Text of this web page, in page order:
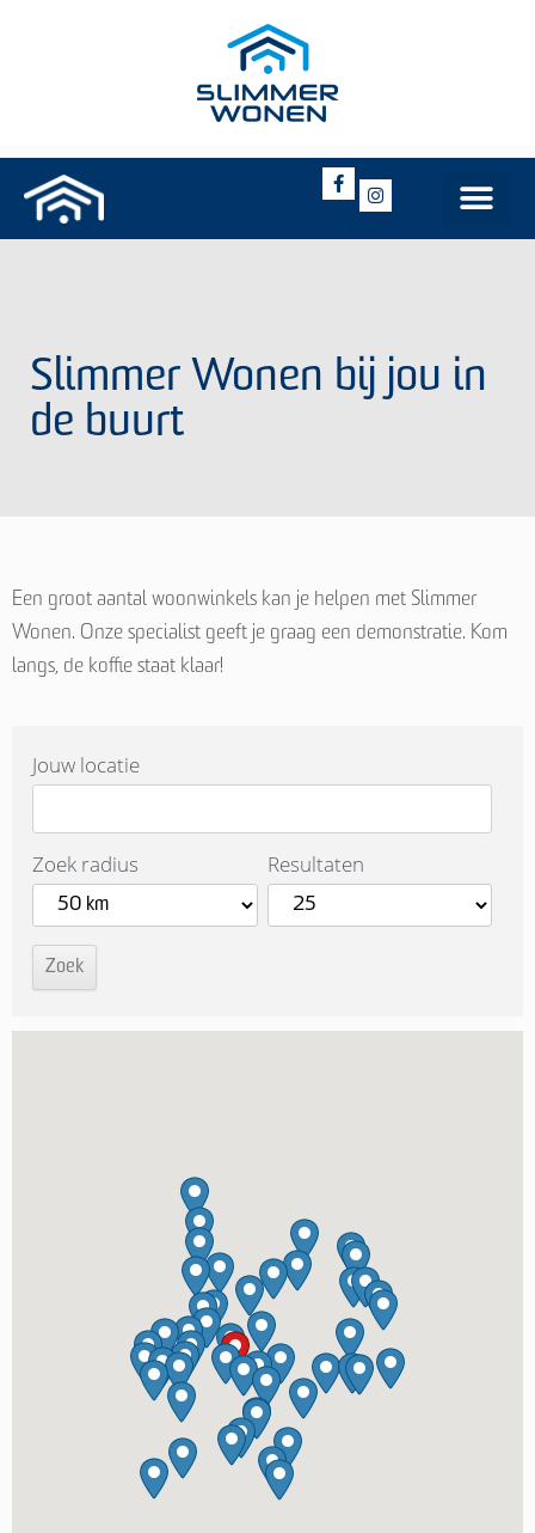
Slimmer Wonen bij jou in
de buurt
Een groot aantal woonwinkels kan je helpen met Slimmer
Wonen. Onze specialist geeft je graag een demonstratie. Kom
langs, de koffie staat klaar!
Jouw locatie
Zoek radius Resultaten